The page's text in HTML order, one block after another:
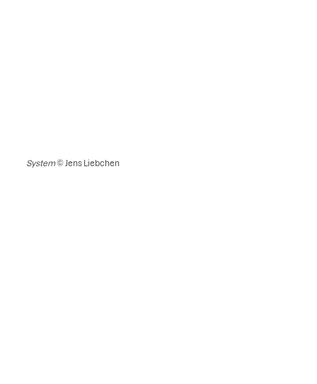
System© Jens Liebchen